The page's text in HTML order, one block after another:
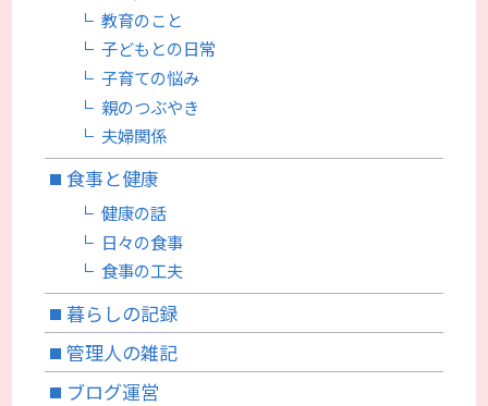
教育のこと
子どもとの日常
子育ての悩み
親のつぶやき
夫婦関係
食事と健康
健康の話
日々の食事
食事の工夫
暮らしの記録
管理人の雑記
ブログ運営